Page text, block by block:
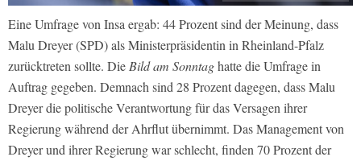
Eine Umfrage von Insa ergab: 44 Prozent sind der Meinung, dass
Malu Dreyer (SPD) als Ministerpräsidentin in Rheinland-Pfalz
zurücktreten sollte. DieBild am Sonntaghatte die Umfrage in
Auftrag gegeben. Demnach sind 28 Prozent dagegen, dass Malu
Dreyer die politische Verantwortung für das Versagen ihrer
Regierung während der Ahrflut übernimmt. Das Management von
Dreyer und ihrer Regierung war schlecht, finden 70 Prozent der